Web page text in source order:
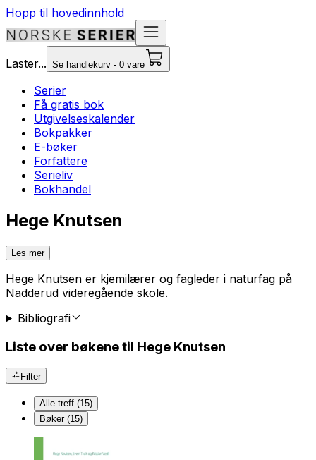
Hopp til hovedinnhold
Laster... Se handlekurv - 0 vare
Serier
Få gratis bok
Utgivelseskalender
Bokpakker
E-bøker
Forfattere
Serieliv
Bokhandel
Hege Knutsen
Les mer
Hege Knutsen er kjemilærer og fagleder i naturfag på
Nadderud videregående skole.
Bibliografi
Liste over bøkene til Hege Knutsen
Filter
Alle treff (15)
Bøker (15)